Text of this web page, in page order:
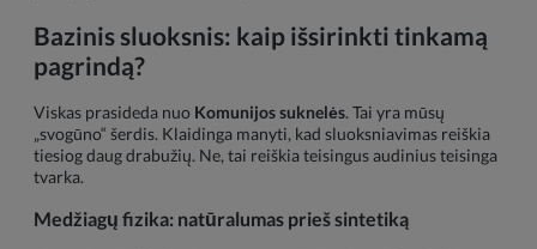
Bazinis sluoksnis: kaip išsirinkti tinkamą
pagrindą?
Viskas prasideda nuo Komunijos suknelės. Tai yra mūsų
„svogūno“ šerdis. Klaidinga manyti, kad sluoksniavimas reiškia
tiesiog daug drabužių. Ne, tai reiškia teisingus audinius teisinga
tvarka.
Medžiagų fizika: natūralumas prieš sintetiką